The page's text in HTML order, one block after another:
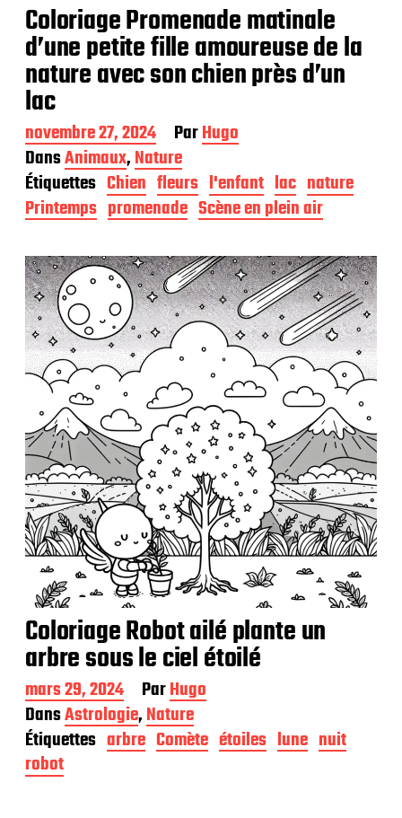
Coloriage Promenade matinale
d’une petite fille amoureuse de la
nature avec son chien près d’un
lac
D
a
t
e
d
e
u
b
l
i
c
a
t
novembre 27, 2024 ParHugo
DansAnimaux,Nature
Étiquettes Chien fleurs l'enfant lac nature
Printemps promenade Scène en plein air
Coloriage Robot ailé plante un
arbre sous le ciel étoilé
D
a
t
e
d
e
mars 29, 2024 ParHugo
DansAstrologie,Nature
Étiquettes arbre Comète étoiles lune nuit
robot